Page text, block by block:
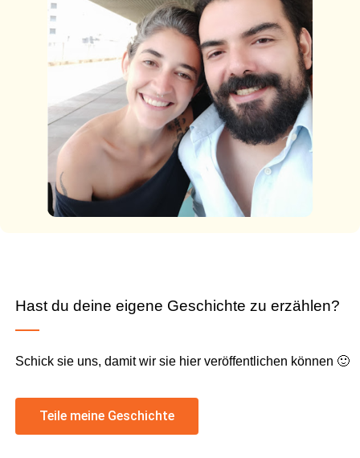
Hast du deine eigene Geschichte zu erzählen?
Schick sie uns, damit wir sie hier veröffentlichen können 🙂
Teile meine Geschichte